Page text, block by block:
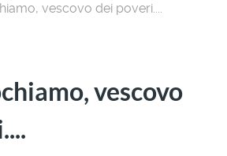
vescovo dei poveri....
vescovo